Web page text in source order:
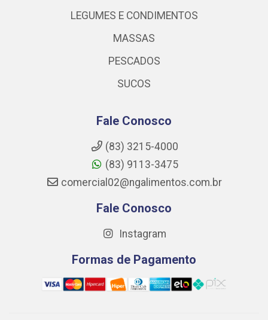
LEGUMES E CONDIMENTOS
MASSAS
PESCADOS
SUCOS
Fale Conosco
(83) 3215-4000
(83) 9113-3475
comercial02@ngalimentos.com.br
Fale Conosco
Instagram
Formas de Pagamento